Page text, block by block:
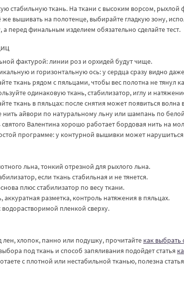
стабильную ткань. На ткани с высоким ворсом,
же вышивать на полотенце, выбирайте гладкую зону,
перед финальным изделием обязательно сделайте тест.
фактурой: линии роз и орхидей будут чище.
и горизонтальную ось: у сердца сразу видно
ткань рядом с пяльцами, чтобы вес полотна не тянул
одинаковую ткань, стабилизатор, иглу и
ткань в пяльцах: после снятия может появиться
айвори по натуральному льну или шампань по
Валентина хорошо работает бордовая нить на
программе: у контурной вышивки может
льна, тонкий отрезной для рыхлого льна.
если ткань стабильная и не тянется.
плюс стабилизатор по весу ткани.
разметка, контроль натяжения в пяльцах.
пленкой сверху.
хлопок, панно или подушку, прочитайте как
под ткань и способ запяливания подойдет статья
с плотной или нестабильной тканью, полезна статья